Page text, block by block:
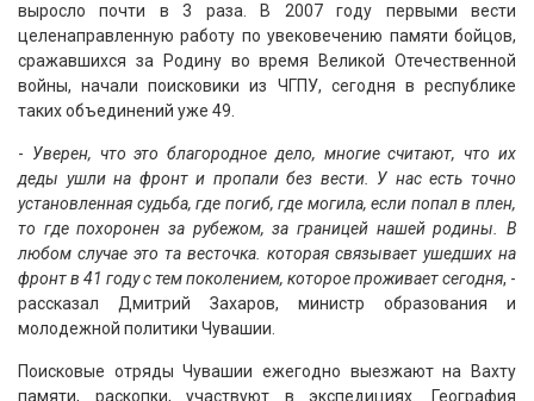
выросло почти в 3 раза. В 2007 году первыми вести
целенаправленную работу по увековечению памяти бойцов,
сражавшихся за Родину во время Великой Отечественной
войны, начали поисковики из ЧГПУ, сегодня в республике
таких объединений уже 49.
- Уверен, что это благородное дело, многие считают, что их
деды ушли на фронт и пропали без вести. У нас есть точно
установленная судьба, где погиб, где могила, если попал в плен,
то где похоронен за рубежом, за границей нашей родины. В
любом случае это та весточка. которая связывает ушедших на
фронт в 41 году с тем поколением, которое проживает сегодня, -
рассказал Дмитрий Захаров, министр образования и
молодежной политики Чувашии.
Поисковые отряды Чувашии ежегодно выезжают на Вахту
памяти, раскопки, участвуют в экспедициях. География